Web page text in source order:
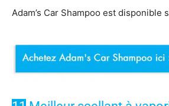
Adam’s Car Shampoo est disponible